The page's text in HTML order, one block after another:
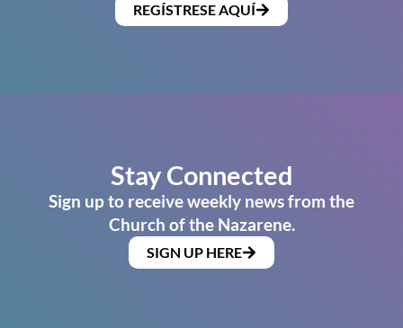
REGÍSTRESE AQUÍ
Stay Connected
Sign up to receive weekly news from the
Church of the Nazarene.
SIGN UP HERE